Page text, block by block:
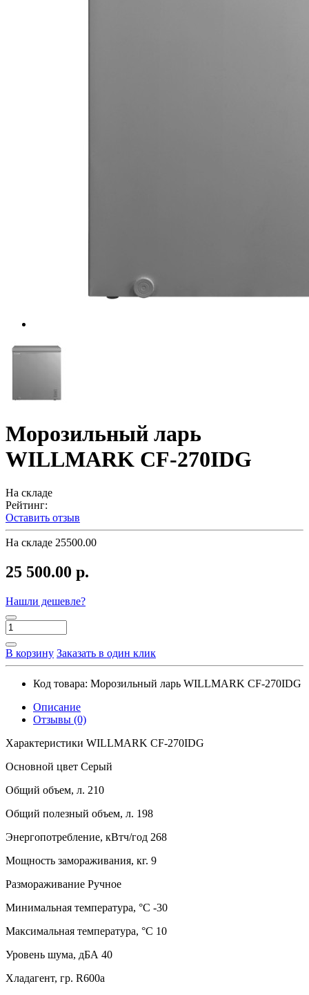
Морозильный ларь
WILLMARK CF-270IDG
На складе
Рейтинг:
Оставить отзыв
На складе 25500.00
25 500.00 р.
Нашли дешевле?
В корзину Заказать в один клик
Код товара: Морозильный ларь WILLMARK CF-270IDG
Описание
Отзывы (0)
Характеристики WILLMARK CF-270IDG
Основной цвет Серый
Общий объем, л. 210
Общий полезный объем, л. 198
Энергопотребление, кВтч/год 268
Мощность замораживания, кг. 9
Размораживание Ручное
Минимальная температура, °C -30
Максимальная температура, °C 10
Уровень шума, дБА 40
Хладагент, гр. R600a